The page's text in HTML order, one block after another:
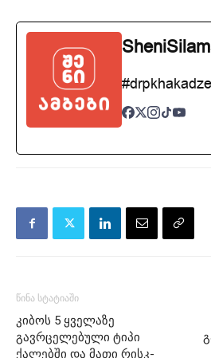
#drpkhakadze
წინა სტატიაში
კიბოს 5 ყველაზე
გავრცელებული ტიპი
ქალებში და მათი რისკ-